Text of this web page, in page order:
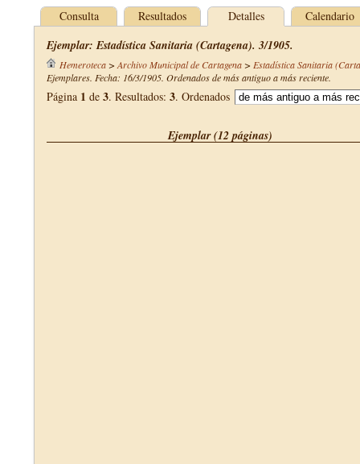
Consulta Resultados Detalles Calendario
Ejemplar: Estadística Sanitaria (Cartagena). 3/1905.
Hemeroteca> Archivo Municipal de Cartagena> Estadística Sanitaria
Ejemplares. Fecha: 16/3/1905. Ordenados de más antiguo a más reciente.
Página 1 de 3. Resultados: 3. Ordenados
Ejemplar (12 páginas)